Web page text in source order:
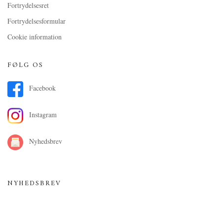
Fortrydelsesret
Fortrydelsesformular
Cookie information
FØLG OS
Facebook
Instagram
Nyhedsbrev
NYHEDSBREV